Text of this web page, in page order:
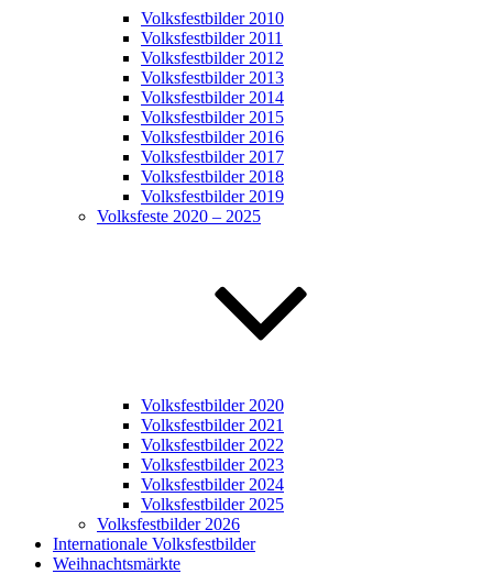
Volksfestbilder 2010
Volksfestbilder 2011
Volksfestbilder 2012
Volksfestbilder 2013
Volksfestbilder 2014
Volksfestbilder 2015
Volksfestbilder 2016
Volksfestbilder 2017
Volksfestbilder 2018
Volksfestbilder 2019
Volksfeste 2020 – 2025
Volksfestbilder 2020
Volksfestbilder 2021
Volksfestbilder 2022
Volksfestbilder 2023
Volksfestbilder 2024
Volksfestbilder 2025
Volksfestbilder 2026
Internationale Volksfestbilder
Weihnachtsmärkte